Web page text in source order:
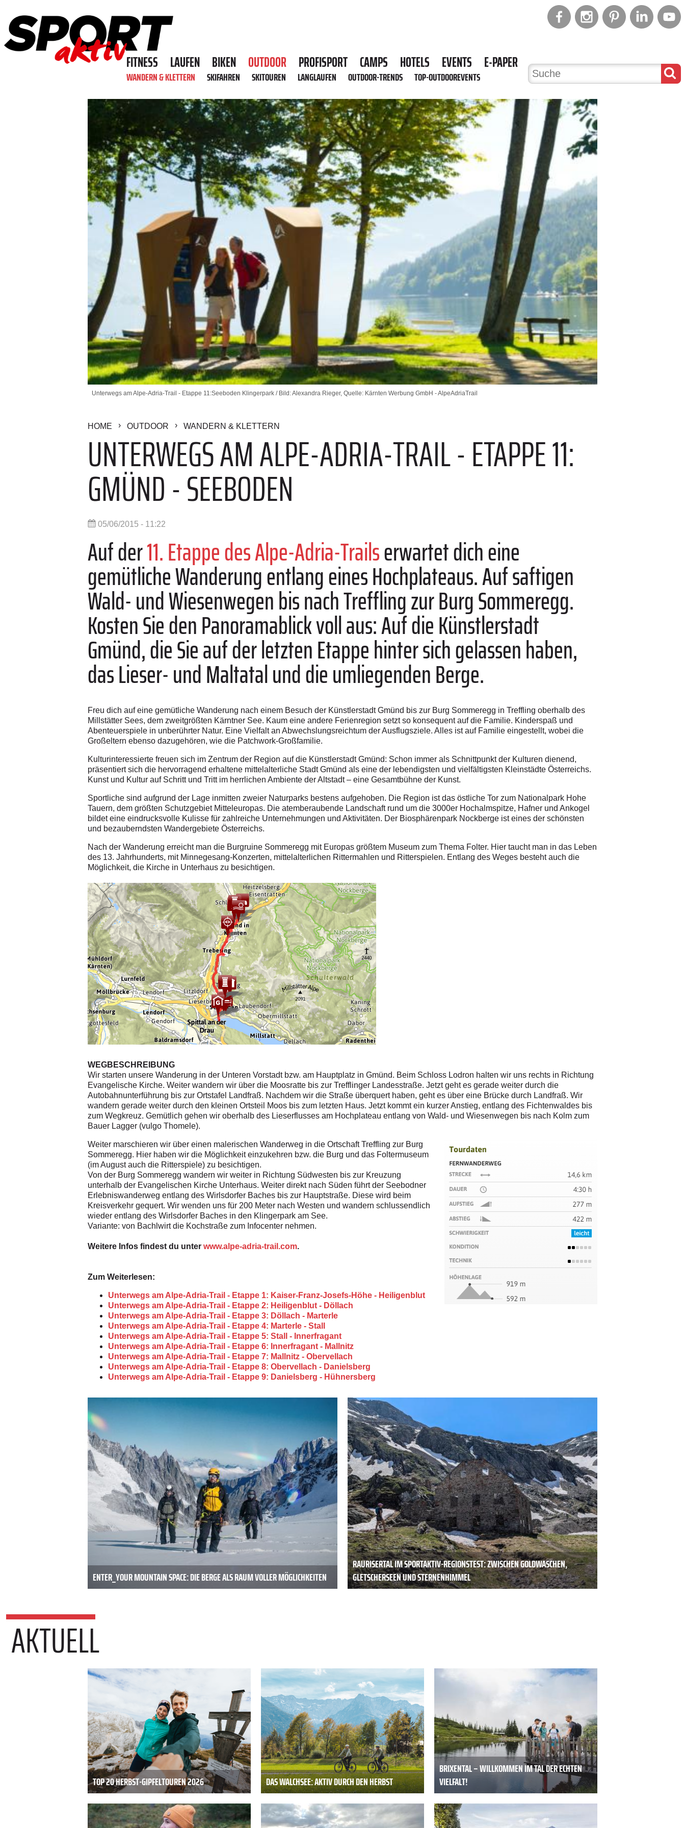
FITNESS LAUFEN BIKEN OUTDOOR PROFISPORT CAMPS HOTELS EVENTS E-PAPER
WANDERN & KLETTERN SKIFAHREN SKITOUREN LANGLAUFEN OUTDOOR-TRENDS TOP-OUTDOOREVENTS
Unterwegs am Alpe-Adria-Trail - Etappe 11:Seeboden Klingerpark / Bild: Alexandra Rieger, Quelle: Kärnten Werbung GmbH - AlpeAdriaTrail
HOME OUTDOOR WANDERN & KLETTERN
UNTERWEGS AM ALPE-ADRIA-TRAIL - ETAPPE 11:
GMÜND - SEEBODEN
05/06/2015 - 11:22
Auf der11. Etappe des Alpe-Adria-Trailserwartet dich eine
gemütliche Wanderung entlang eines Hochplateaus. Auf saftigen
Wald- und Wiesenwegen bis nach Treffling zur Burg Sommeregg.
Kosten Sie den Panoramablick voll aus: Auf die Künstlerstadt
Gmünd, die Sie auf der letzten Etappe hinter sich gelassen haben,
das Lieser- und Maltatal und die umliegenden Berge.
Freu dich auf eine gemütliche Wanderung nach einem Besuch der Künstlerstadt Gmünd bis zur Burg Sommeregg in Treffling oberhalb des
Millstätter Sees, dem zweitgrößten Kärntner See. Kaum eine andere Ferienregion setzt so konsequent auf die Familie. Kinderspaß und
Abenteuerspiele in unberührter Natur. Eine Vielfalt an Abwechslungsreichtum der Ausflugsziele. Alles ist auf Familie eingestellt, wobei die
Großeltern ebenso dazugehören, wie die Patchwork-Großfamilie.
Kulturinteressierte freuen sich im Zentrum der Region auf die Künstlerstadt Gmünd: Schon immer als Schnittpunkt der Kulturen dienend,
präsentiert sich die hervorragend erhaltene mittelalterliche Stadt Gmünd als eine der lebendigsten und vielfältigsten Kleinstädte Österreichs.
Kunst und Kultur auf Schritt und Tritt im herrlichen Ambiente der Altstadt – eine Gesamtbühne der Kunst.
Sportliche sind aufgrund der Lage inmitten zweier Naturparks bestens aufgehoben. Die Region ist das östliche Tor zum Nationalpark Hohe
Tauern, dem größten Schutzgebiet Mitteleuropas. Die atemberaubende Landschaft rund um die 3000er Hochalmspitze, Hafner und Ankogel
bildet eine eindrucksvolle Kulisse für zahlreiche Unternehmungen und Aktivitäten. Der Biosphärenpark Nockberge ist eines der schönsten
und bezauberndsten Wandergebiete Österreichs.
Nach der Wanderung erreicht man die Burgruine Sommeregg mit Europas größtem Museum zum Thema Folter. Hier taucht man in das Leben
des 13. Jahrhunderts, mit Minnegesang-Konzerten, mittelalterlichen Rittermahlen und Ritterspielen. Entlang des Weges besteht auch die
Möglichkeit, die Kirche in Unterhaus zu besichtigen.
WEGBESCHREIBUNG
Wir starten unsere Wanderung in der Unteren Vorstadt bzw. am Hauptplatz in Gmünd. Beim Schloss Lodron halten wir uns rechts in Richtung
Evangelische Kirche. Weiter wandern wir über die Moosratte bis zur Trefflinger Landesstraße. Jetzt geht es gerade weiter durch die
Autobahnunterführung bis zur Ortstafel Landfraß. Nachdem wir die Straße überquert haben, geht es über eine Brücke durch Landfraß. Wir
wandern gerade weiter durch den kleinen Ortsteil Moos bis zum letzten Haus. Jetzt kommt ein kurzer Anstieg, entlang des Fichtenwaldes bis
zum Wegkreuz. Gemütlich gehen wir oberhalb des Lieserflusses am Hochplateau entlang von Wald- und Wiesenwegen bis nach Kolm zum
Bauer Lagger (vulgo Thomele).
Weiter marschieren wir über einen malerischen Wanderweg in die Ortschaft Treffling zur Burg
Sommeregg. Hier haben wir die Möglichkeit einzukehren bzw. die Burg und das Foltermuseum
(im August auch die Ritterspiele) zu besichtigen.
Von der Burg Sommeregg wandern wir weiter in Richtung Südwesten bis zur Kreuzung
unterhalb der Evangelischen Kirche Unterhaus. Weiter direkt nach Süden führt der Seebodner
Erlebniswanderweg entlang des Wirlsdorfer Baches bis zur Hauptstraße. Diese wird beim
Kreisverkehr gequert. Wir wenden uns für 200 Meter nach Westen und wandern schlussendlich
wieder entlang des Wirlsdorfer Baches in den Klingerpark am See.
Variante: von Bachlwirt die Kochstraße zum Infocenter nehmen.
Weitere Infos findest du unter www.alpe-adria-trail.com.
Zum Weiterlesen:
Unterwegs am Alpe-Adria-Trail - Etappe 1: Kaiser-Franz-Josefs-Höhe - Heiligenblut
Unterwegs am Alpe-Adria-Trail - Etappe 2: Heiligenblut - Döllach
Unterwegs am Alpe-Adria-Trail - Etappe 3: Döllach - Marterle
Unterwegs am Alpe-Adria-Trail - Etappe 4: Marterle - Stall
Unterwegs am Alpe-Adria-Trail - Etappe 5: Stall - Innerfragant
Unterwegs am Alpe-Adria-Trail - Etappe 6: Innerfragant - Mallnitz
Unterwegs am Alpe-Adria-Trail - Etappe 7: Mallnitz - Obervellach
Unterwegs am Alpe-Adria-Trail - Etappe 8: Obervellach - Danielsberg
Unterwegs am Alpe-Adria-Trail - Etappe 9: Danielsberg - Hühnersberg
ENTER_YOUR MOUNTAIN SPACE: DIE BERGE ALS RAUM VOLLER MÖGLICHKEITEN
RAURISERTAL IM SPORTAKTIV-REGIONSTEST: ZWISCHEN GOLDWASCHEN,
GLETSCHERSEEN UND STERNENHIMMEL
AKTUELL
TOP 20 HERBST-GIPFELTOUREN 2026 DAS WALCHSEE: AKTIV DURCH DEN HERBST
BRIXENTAL – WILLKOMMEN IM TAL DER ECHTEN
VIELFALT!